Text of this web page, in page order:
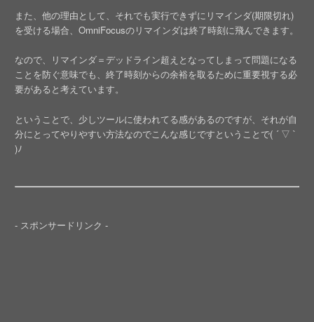
また、他の理由として、それでも実行できずにリマインダ(期限切れ)
を受ける場合、OmniFocusのリマインダは終了時刻に飛んできます。
なので、リマインダ＝デッドライン超えとなってしまって問題になる
ことを防ぐ意味でも、終了時刻からの余裕を取るために重要視する必
要があると考えています。
ということで、少しツールに使われてる感があるのですが、それが自
分にとってやりやすい方法なのでこんな感じですということで( ´ ▽ `
)ﾉ
- スポンサードリンク -